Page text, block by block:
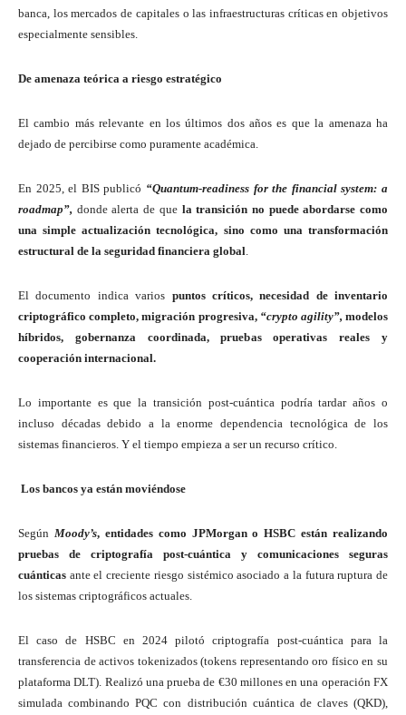
banca, los mercados de capitales o las infraestructuras críticas en objetivos
especialmente sensibles.
De amenaza teórica a riesgo estratégico
El cambio más relevante en los últimos dos años es que la amenaza ha
dejado de percibirse como puramente académica.
En 2025, el BIS publicó “Quantum-readiness for the financial system: a
roadmap”, donde alerta de que la transición no puede abordarse como
una simple actualización tecnológica, sino como una transformación
estructural de la seguridad financiera global
El documento indica varios puntos críticos, necesidad de inventario
criptográfico completo, migración progresiva, “crypto agility”, modelos
híbridos, gobernanza coordinada, pruebas operativas reales y
cooperación internacional.
Lo importante es que la transición post-cuántica podría tardar años o
incluso décadas debido a la enorme dependencia tecnológica de los
sistemas financieros. Y el tiempo empieza a ser un recurso crítico.
Los bancos ya están moviéndose
Según Moody’s, entidades como JPMorgan o HSBC están realizando
pruebas de criptografía post-cuántica y comunicaciones seguras
cuánticas ante el creciente riesgo sistémico asociado a la futura ruptura de
los sistemas criptográficos actuales.
El caso de HSBC en 2024 pilotó criptografía post-cuántica para la
transferencia de activos tokenizados (tokens representando oro físico en su
plataforma DLT). Realizó una prueba de €30 millones en una operación FX
simulada combinando PQC con distribución cuántica de claves (QKD),